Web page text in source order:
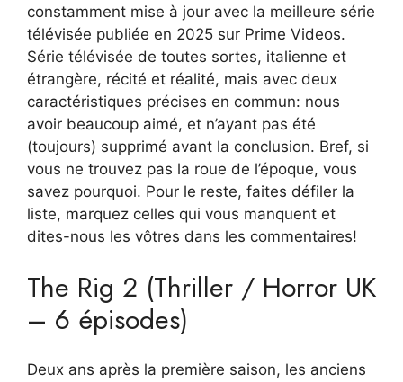
constamment mise à jour avec la meilleure série
télévisée publiée en 2025 sur Prime Videos.
Série télévisée de toutes sortes, italienne et
étrangère, récité et réalité, mais avec deux
caractéristiques précises en commun: nous
avoir beaucoup aimé, et n’ayant pas été
(toujours) supprimé avant la conclusion. Bref, si
vous ne trouvez pas la roue de l’époque, vous
savez pourquoi. Pour le reste, faites défiler la
liste, marquez celles qui vous manquent et
dites-nous les vôtres dans les commentaires!
The Rig 2 (Thriller / Horror UK
– 6 épisodes)
Deux ans après la première saison, les anciens